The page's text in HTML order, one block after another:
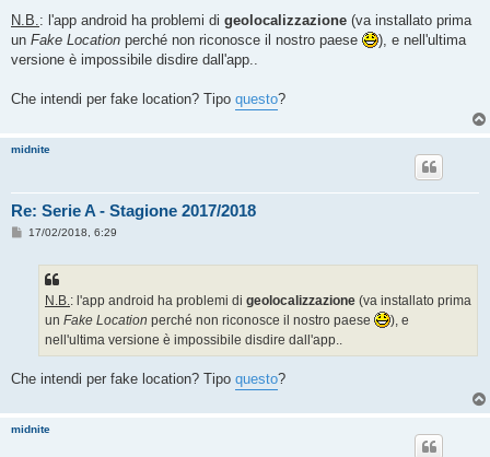
s
s
a
g
o
N.B.: l'app android ha problemi di geolocalizzazione (va installato prima
un Fake Location perché non riconosce il nostro paese
), e nell'ultima
versione è impossibile disdire dall'app..
Che intendi per fake location? Tipo questo?
midnite
Re: Serie A - Stagione 2017/2018
M17/02/2018, 6:29
N.B.: l'app android ha problemi di geolocalizzazione (va installato prima
un Fake Location perché non riconosce il nostro paese
), e
nell'ultima versione è impossibile disdire dall'app..
Che intendi per fake location? Tipo questo?
midnite